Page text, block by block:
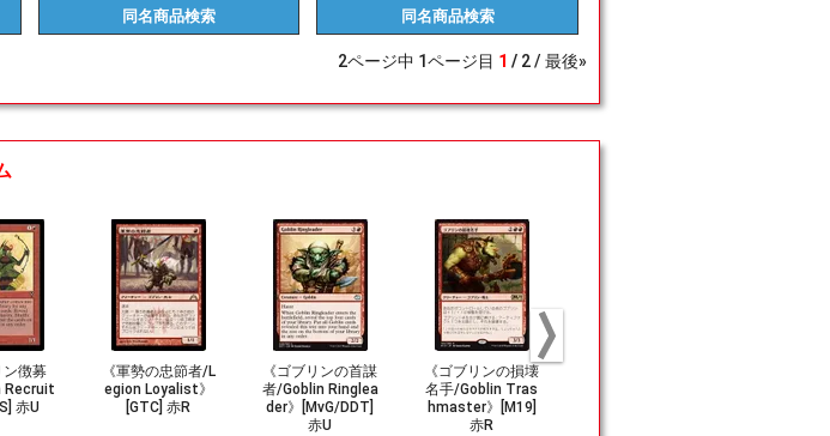
同名商品検索 同名商品検索
2ページ中 1ページ目 1 2 最後»
ン徴募
Recruit
赤U
《軍勢の忠節者/L
egion Loyalist》
[GTC] 赤R
《ゴブリンの首謀
者/Goblin Ringlea
der》[MvG/DDT]
赤U
《ゴブリンの損壊
名手/Goblin Tras
hmaster》[M19]
赤R